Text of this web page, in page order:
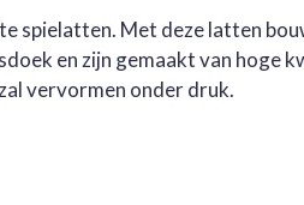
spielatten. Met deze latten
en zijn gemaakt van
vervormen onder druk.